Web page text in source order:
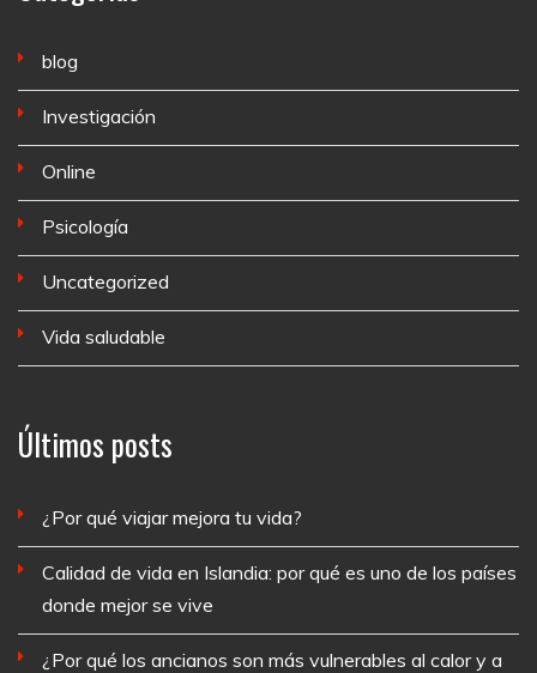
blog
Investigación
Online
Psicología
Uncategorized
Vida saludable
Últimos posts
¿Por qué viajar mejora tu vida?
Calidad de vida en Islandia: por qué es uno de los países
donde mejor se vive
¿Por qué los ancianos son más vulnerables al calor y a